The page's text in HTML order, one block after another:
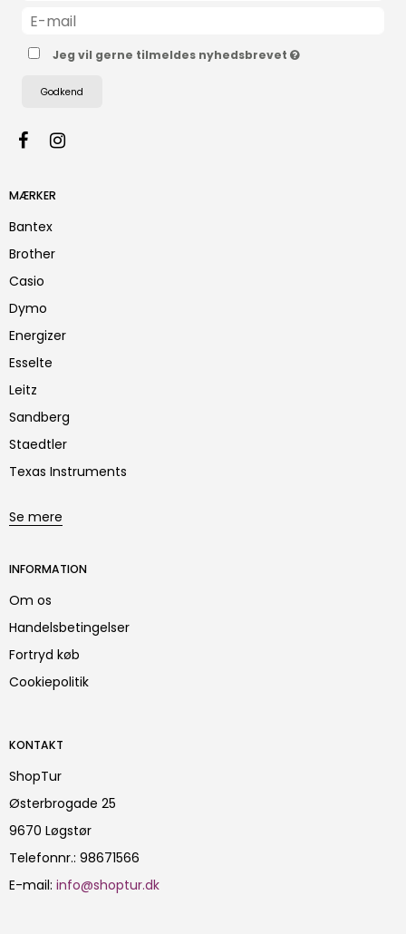
Jeg vil gerne tilmeldes nyhedsbrevet
Godkend
MÆRKER
Bantex
Brother
Casio
Dymo
Energizer
Esselte
Leitz
Sandberg
Staedtler
Texas Instruments
Se mere
INFORMATION
Om os
Handelsbetingelser
Fortryd køb
Cookiepolitik
KONTAKT
ShopTur
Østerbrogade 25
9670 Løgstør
Telefonnr.: 98671566
E-mail: info@shoptur.dk